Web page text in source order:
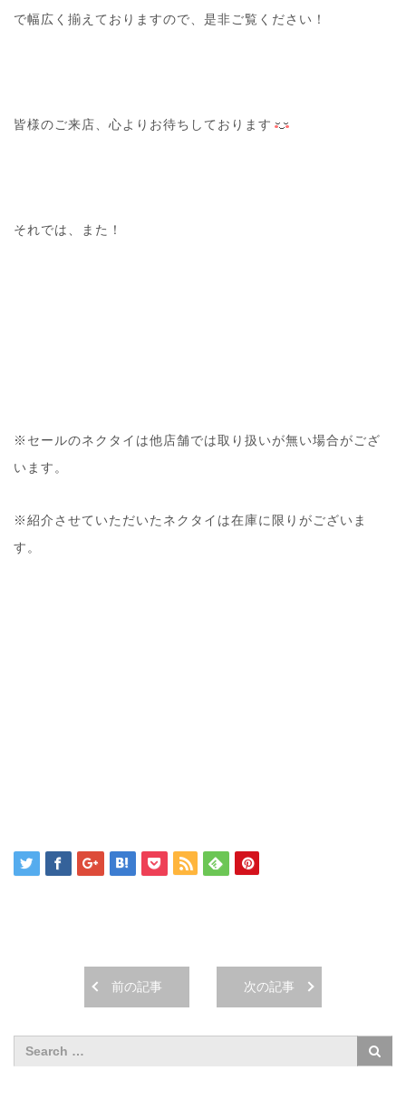
で幅広く揃えておりますので、是非ご覧ください！
皆様のご来店、心よりお待ちしております
それでは、また！
※セールのネクタイは他店舗では取り扱いが無い場合がござ
います。
※紹介させていただいたネクタイは在庫に限りがございま
す。
前の記事 次の記事